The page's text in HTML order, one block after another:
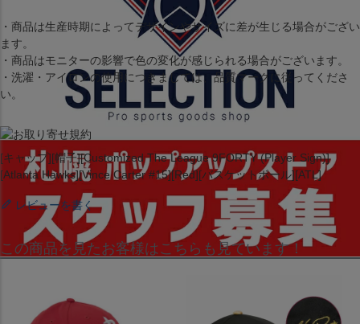
・商品は生産時期によってデザインやサイズに差が生じる場合がござい
ます。
・商品はモニターの影響で色の変化が感じられる場合がございます。
・洗濯・アイロンの使用につきましては、品質マークに従ってくださ
い。
[キャップ][帽子][Customized The League 9FORTY (Player Sign)]
[Atlanta Hawks][Vince Carter #15][Red][バスケットボール][ATL]
レビューを書く
この商品を見たお客様はこちらも見ています！